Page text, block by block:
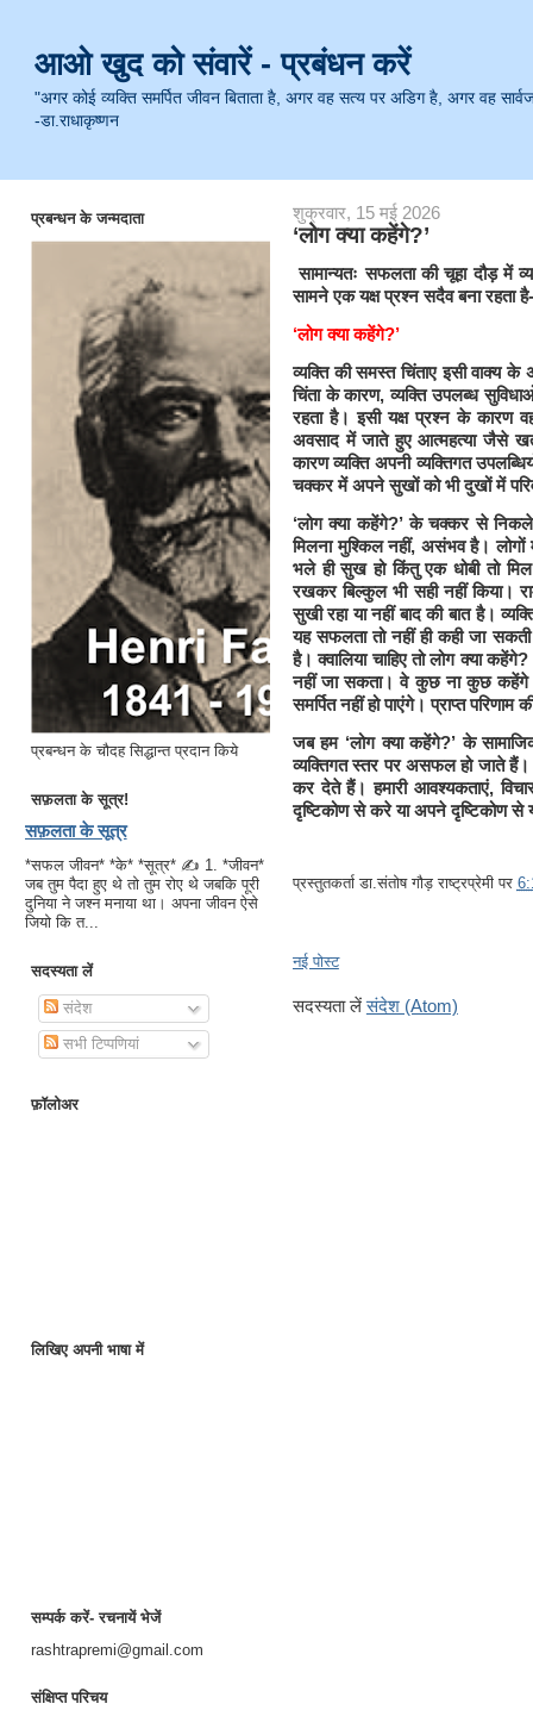
आओ खुद को संवारें - प्रबंधन करें
"अगर कोई व्यक्ति समर्पित जीवन बिताता है, अगर वह सत्य पर अडिग है, अगर वह
-डा.राधाकृष्णन
प्रबन्धन के जन्मदाता
प्रबन्धन के चौदह सिद्धान्त प्रदान किये
सफ़लता के सूत्र!
सफ़लता के सूत्र
*सफल जीवन* *के* *सूत्र* ✍ 1. *जीवन*
जब तुम पैदा हुए थे तो तुम रोए थे जबकि पूरी
दुनिया ने जश्न मनाया था। अपना जीवन ऐसे
जियो कि त...
सदस्यता लें
संदेश
सभी टिप्पणियां
फ़ॉलोअर
लिखिए अपनी भाषा में
सम्पर्क करें- रचनायें भेजें
rashtrapremi@gmail.com
संक्षिप्त परिचय
शुक्रवार, 15 मई 2026
‘लोग क्या कहेंगे?’
सामान्यतः सफलता की चूहा दौड़ में
सामने एक यक्ष प्रश्न सदैव बना रहता है-
‘लोग क्या कहेंगे?’
व्यक्ति की समस्त चिंताए इसी वाक्य
चिंता के कारण, व्यक्ति उपलब्ध
रहता है। इसी यक्ष प्रश्न के कारण
अवसाद में जाते हुए आत्महत्या जैसे
कारण व्यक्ति अपनी व्यक्तिगत
चक्कर में अपने सुखों को भी दुखों में
‘लोग क्या कहेंगे?’ के चक्कर से निकले
मिलना मुश्किल नहीं, असंभव है। लोगों
भले ही सुख हो किंतु एक धोबी तो
रखकर बिल्कुल भी सही नहीं किया।
सुखी रहा या नहीं बाद की बात है।
यह सफलता तो नहीं ही कही जा
है। क्वालिया चाहिए तो लोग क्याकहेंगे?
नहीं जा सकता। वे कुछ ना कुछ कहेंगे
समर्पित नहीं हो पाएंगे। प्राप्त
जब हम ‘लोग क्या कहेंगे?’ के
व्यक्तिगत स्तर पर असफल हो जाते हैं।
कर देते हैं। हमारी आवश्यकताएं,
दृष्टिकोण से करे या अपने दृष्टिकोण से
प्रस्तुतकर्ताडा.संतोष गौड़ राष्ट्रप्रेमी पर
नई पोस्ट
सदस्यता लेंसंदेश (Atom)